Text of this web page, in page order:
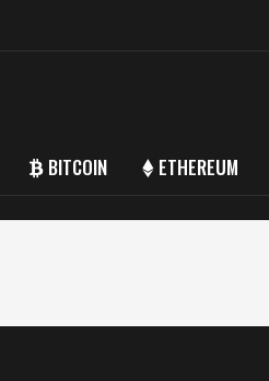
BITCOIN ETHEREUM